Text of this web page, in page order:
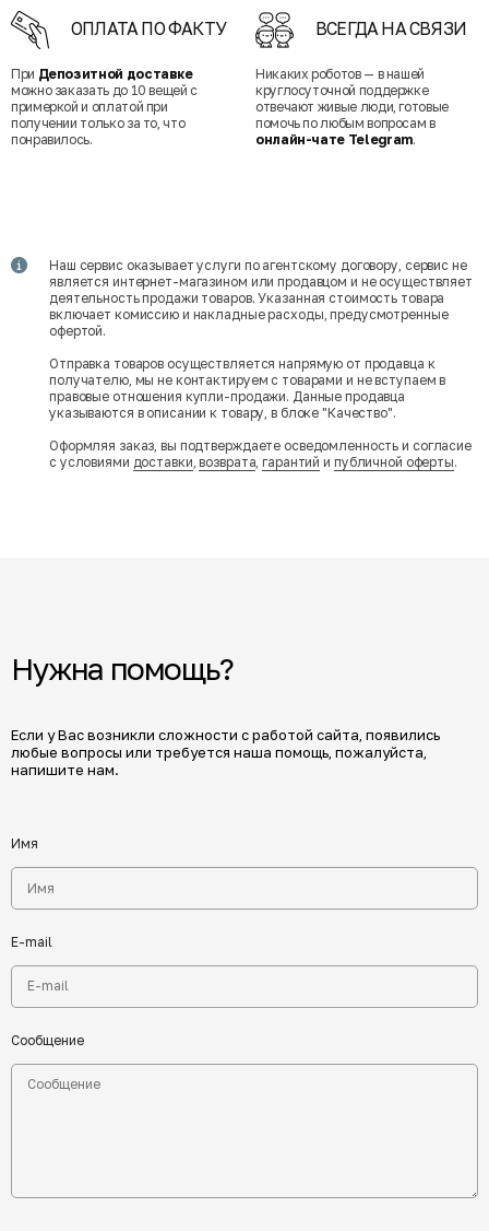
ОПЛАТА ПО ФАКТУ
При Депозитной доставке
можно заказать до 10 вещей с
примеркой и оплатой при
получении только за то, что
понравилось.
ВСЕГДА НА СВЯЗИ
Никаких роботов — в нашей
круглосуточной поддержке
отвечают живые люди, готовые
помочь по любым вопросам в
онлайн-чате Telegram.
Наш сервис оказывает услуги по агентскому договору, сервис не
является интернет-магазином или продавцом и не осуществляет
деятельность продажи товаров. Указанная стоимость товара
включает комиссию и накладные расходы, предусмотренные
офертой.
Отправка товаров осуществляется напрямую от продавца к
получателю, мы не контактируем с товарами и не вступаем в
правовые отношения купли-продажи. Данные продавца
указываются в описании к товару, в блоке "Качество".
Оформляя заказ, вы подтверждаете осведомленность и согласие
с условиями доставки,возврата,гарантий и публичной оферты.
Нужна помощь?
Если у Вас возникли сложности с работой сайта, появились
любые вопросы или требуется наша помощь, пожалуйста,
напишите нам.
Имя
E-mail
Сообщение